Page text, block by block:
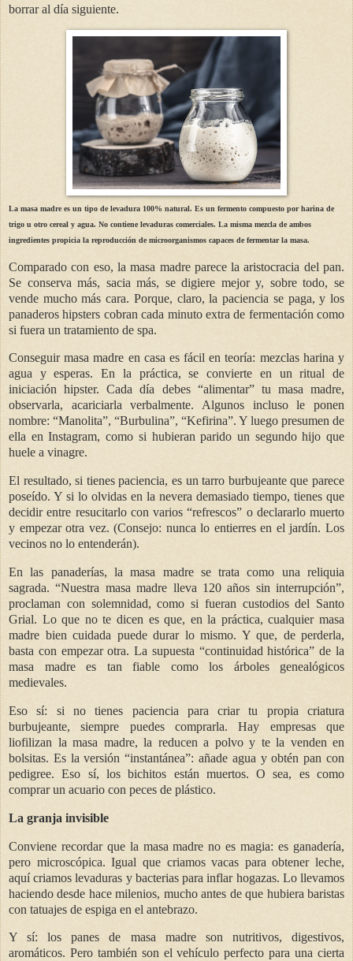
borrar al día siguiente.
La masa madre es un tipo de levadura 100% natural. Es un fermento compuesto por harina de
trigo u otro cereal y agua. No contiene levaduras comerciales. La misma mezcla de ambos
ingredientes propicia la reproducción de microorganismos capaces de fermentar la masa.
Comparado con eso, la masa madre parece la aristocracia del pan.
Se conserva más, sacia más, se digiere mejor y, sobre todo, se
vende mucho más cara. Porque, claro, la paciencia se paga, y los
panaderos hipsters cobran cada minuto extra de fermentación como
si fuera un tratamiento de spa.
Conseguir masa madre en casa es fácil en teoría: mezclas harina y
agua y esperas. En la práctica, se convierte en un ritual de
iniciación hipster. Cada día debes “alimentar” tu masa madre,
observarla, acariciarla verbalmente. Algunos incluso le ponen
nombre: “Manolita”, “Burbulina”, “Kefirina”. Y luego presumen de
ella en Instagram, como si hubieran parido un segundo hijo que
huele a vinagre.
El resultado, si tienes paciencia, es un tarro burbujeante que parece
poseído. Y si lo olvidas en la nevera demasiado tiempo, tienes que
decidir entre resucitarlo con varios “refrescos” o declararlo muerto
y empezar otra vez. (Consejo: nunca lo entierres en el jardín. Los
vecinos no lo entenderán).
En las panaderías, la masa madre se trata como una reliquia
sagrada. “Nuestra masa madre lleva 120 años sin interrupción”,
proclaman con solemnidad, como si fueran custodios del Santo
Grial. Lo que no te dicen es que, en la práctica, cualquier masa
madre bien cuidada puede durar lo mismo. Y que, de perderla,
basta con empezar otra. La supuesta “continuidad histórica” de la
masa madre es tan fiable como los árboles genealógicos
medievales.
Eso sí: si no tienes paciencia para criar tu propia criatura
burbujeante, siempre puedes comprarla. Hay empresas que
liofilizan la masa madre, la reducen a polvo y te la venden en
bolsitas. Es la versión “instantánea”: añade agua y obtén pan con
pedigree. Eso sí, los bichitos están muertos. O sea, es como
comprar un acuario con peces de plástico.
La granja invisible
Conviene recordar que la masa madre no es magia: es ganadería,
pero microscópica. Igual que criamos vacas para obtener leche,
aquí criamos levaduras y bacterias para inflar hogazas. Lo llevamos
haciendo desde hace milenios, mucho antes de que hubiera baristas
con tatuajes de espiga en el antebrazo.
Y sí: los panes de masa madre son nutritivos, digestivos,
aromáticos. Pero también son el vehículo perfecto para una cierta